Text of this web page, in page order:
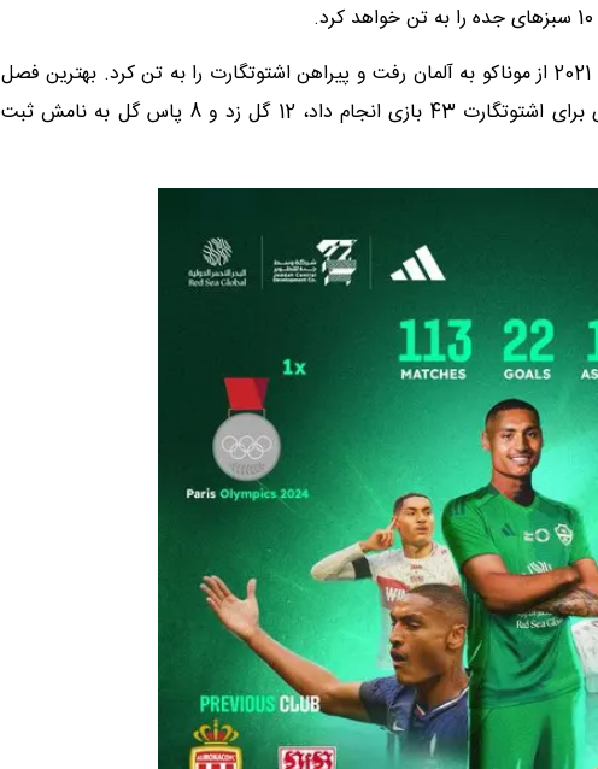
انزو میلو محصول آکادمی باشگاه موناکو است. او در سال 2021 از ‌موناکو به آلمان رفت و پیراهن اشتوتگارت را به تن کرد. بهترین فصل
‌فوتبالی میلو فصل گذشته بود. این هافبک خلاق فرانسوی برای ‌اشتوتگارت 43 بازی انجام داد، 12 گل زد و 8 پاس گل به نامش ثبت